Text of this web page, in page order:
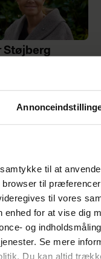
til at
til
til vores
for at vise dig
og
Se mere
Du kan altid
Støjberg
om at gøre sig
Sponsoreret indhold